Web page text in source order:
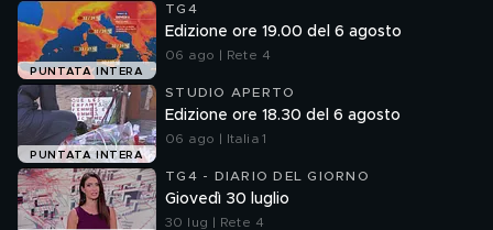
PUNTATA INTERA
TG4
Edizione ore 19.00 del 6 agosto
06 ago | Rete 4
PUNTATA INTERA
STUDIO APERTO
Edizione ore 18.30 del 6 agosto
06 ago | Italia 1
TG4 - DIARIO DEL GIORNO
Giovedì 30 luglio
30 lug | Rete 4